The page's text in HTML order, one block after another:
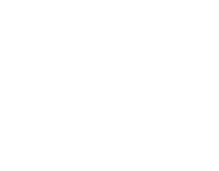
a lehetséges 5-ből.